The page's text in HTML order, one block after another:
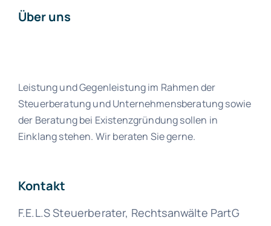
Über uns
Leistung und Gegenleistung im Rahmen der
Steuerberatung und Unternehmensberatung sowie
der Beratung bei Existenzgründung sollen in
Einklang stehen. Wir beraten Sie gerne.
Kontakt
F.E.L.S Steuerberater, Rechtsanwälte PartG